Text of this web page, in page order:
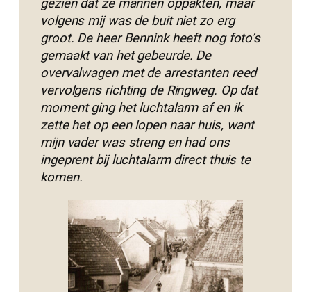
gezien dat ze mannen oppakten, maar
volgens mij was de buit niet zo erg
groot. De heer Bennink heeft nog foto’s
gemaakt van het gebeurde. De
overvalwagen met de arrestanten reed
vervolgens richting de Ringweg. Op dat
moment ging het luchtalarm af en ik
zette het op een lopen naar huis, want
mijn vader was streng en had ons
ingeprent bij luchtalarm direct thuis te
komen.